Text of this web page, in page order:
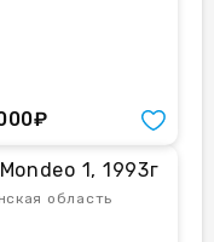
1, 1993г
область